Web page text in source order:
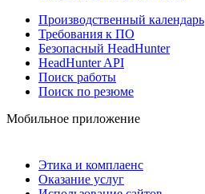
Производственный календарь
Требования к ПО
Безопасный HeadHunter
HeadHunter API
Поиск работы
Поиск по резюме
Мобильное приложение
Этика и комплаенс
Оказание услуг